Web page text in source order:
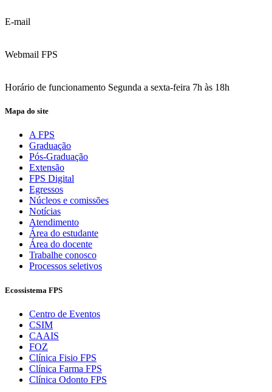
E-mail
Webmail FPS
Horário de funcionamento Segunda a sexta-feira 7h às 18h
Mapa do site
A FPS
Graduação
Pós-Graduação
Extensão
FPS Digital
Egressos
Núcleos e comissões
Notícias
Atendimento
Área do estudante
Área do docente
Trabalhe conosco
Processos seletivos
Ecossistema FPS
Centro de Eventos
CSIM
CAAIS
FOZ
Clínica Fisio FPS
Clínica Farma FPS
Clínica Odonto FPS